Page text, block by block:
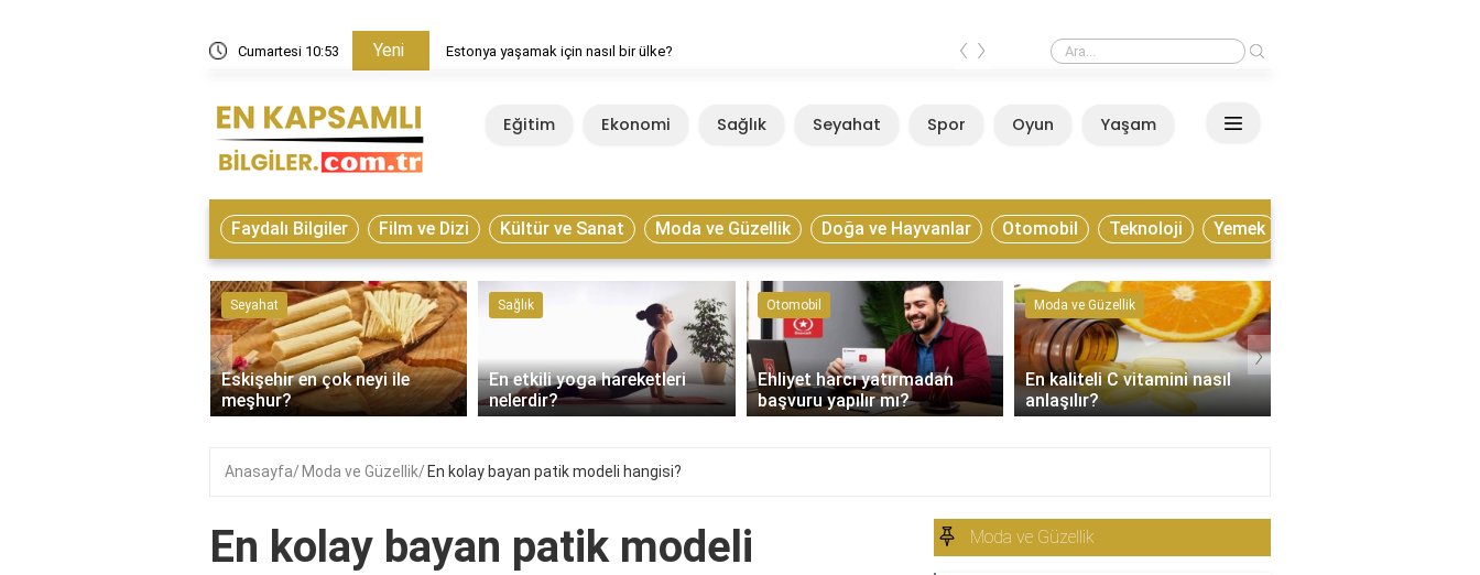
Cumartesi 10:53 Yeni Estonya yaşamak için nasıl bir ülke? Estonya yaşamak için nasıl bir ülke?
‹ ›
Eğitim Ekonomi Sağlık Seyahat Spor Oyun Yaşam
Faydalı Bilgiler Film ve Dizi Kültür ve Sanat Moda ve Güzellik Doğa ve Hayvanlar Otomobil Teknoloji Yemek
Seyahat
Eskişehir en çok neyi ile
meşhur?
Sağlık
En etkili yoga hareketleri
nelerdir?
Otomobil
Ehliyet harcı yatırmadan
başvuru yapılır mı?
Moda ve Güzellik
En kaliteli C vitamini nasıl
anlaşılır?
‹ ›
Anasayfa Moda ve Güzellik En kolay bayan patik modeli hangisi?
En kolay bayan patik modeli
Moda ve Güzellik